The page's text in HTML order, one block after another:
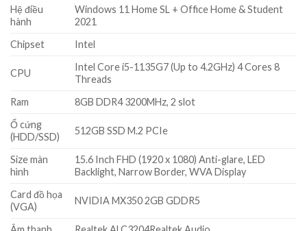
Hệ điều
hành
Windows 11 Home SL + Office Home & Student
2021
Chipset
Intel
CPU
Intel Core i5-1135G7 (Up to 4.2GHz) 4 Cores 8
Threads
Ram
8GB DDR4 3200MHz, 2 slot
Ổ cứng
(HDD/SSD)
512GB SSD M.2 PCIe
Size màn
hình
15.6 Inch FHD (1920 x 1080) Anti-glare, LED
Backlight, Narrow Border, WVA Display
Card đồ họa
(VGA)
NVIDIA MX350 2GB GDDR5